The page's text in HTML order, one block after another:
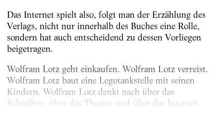
Das Internet spielt also, folgt man der Erzählung des
Verlags, nicht nur innerhalb des Buches eine Rolle,
sondern hat auch entscheidend zu dessen Vorliegen
beigetragen.
Wolfram Lotz geht einkaufen. Wolfram Lotz verreist.
Wolfram Lotz baut eine Legotankstelle mit seinen
Kindern. Wolfram Lotz denkt nach über das
Schreiben, über das Theater und über das Internet.